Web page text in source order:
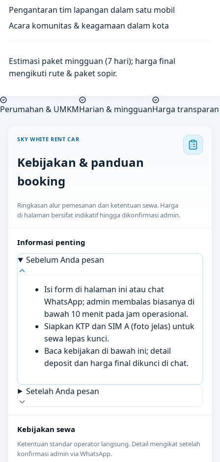
Pengantaran tim lapangan dalam satu mobil
Acara komunitas & keagamaan dalam kota
Estimasi paket mingguan (7 hari); harga final
mengikuti rute & paket sopir.
Perumahan & UMKMHarian & mingguanHarga transparan
SKY WHITE RENT CAR
Kebijakan & panduan
booking
Ringkasan alur pemesanan dan ketentuan sewa. Harga
di halaman bersifat indikatif hingga dikonfirmasi admin.
Informasi penting
Sebelum Anda pesan
Isi form di halaman ini atau chat
WhatsApp; admin membalas biasanya di
bawah 10 menit pada jam operasional.
Siapkan KTP dan SIM A (foto jelas) untuk
sewa lepas kunci.
Baca kebijakan di bawah ini; detail
deposit dan harga final dikunci di chat.
Setelah Anda pesan
Kebijakan sewa
Ketentuan standar operator langsung. Detail mengikat setelah
konfirmasi admin via WhatsApp.